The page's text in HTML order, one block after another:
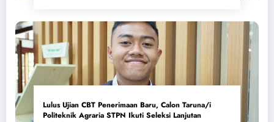
Lulus Ujian CBT Penerimaan Baru, Calon Taruna/i
Politeknik Agraria STPN Ikuti Seleksi Lanjutan